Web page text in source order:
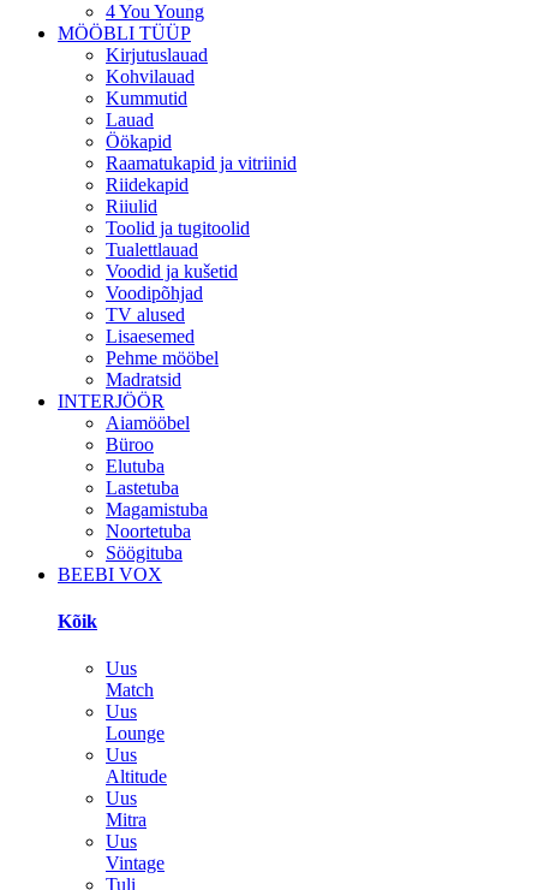
4 You Young
MÖÖBLI TÜÜP
Kirjutuslauad
Kohvilauad
Kummutid
Lauad
Öökapid
Raamatukapid ja vitriinid
Riidekapid
Riiulid
Toolid ja tugitoolid
Tualettlauad
Voodid ja kušetid
Voodipõhjad
TV alused
Lisaesemed
Pehme mööbel
Madratsid
INTERJÖÖR
Aiamööbel
Büroo
Elutuba
Lastetuba
Magamistuba
Noortetuba
Söögituba
BEEBI VOX
Kõik
Uus
Match
Uus
Lounge
Uus
Altitude
Uus
Mitra
Uus
Vintage
Tuli